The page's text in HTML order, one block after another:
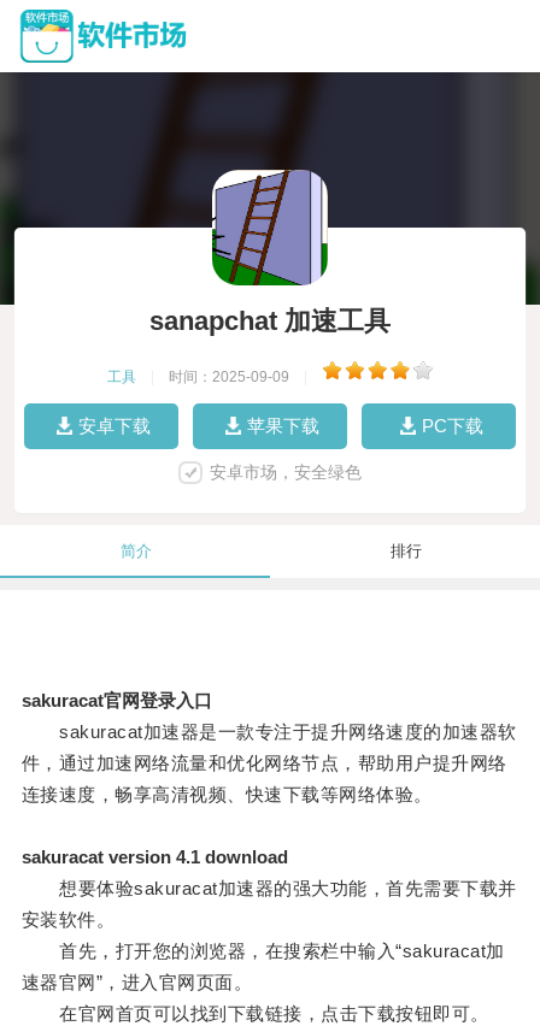
sanapchat 加速工具
工具 时间：2025-09-09
安卓下载 苹果下载 PC下载
安卓市场，安全绿色
简介 排行
sakuracat官网登录入口
sakuracat加速器是一款专注于提升网络速度的加速器软
件，通过加速网络流量和优化网络节点，帮助用户提升网络
连接速度，畅享高清视频、快速下载等网络体验。
sakuracat version 4.1 download
想要体验sakuracat加速器的强大功能，首先需要下载并
安装软件。
首先，打开您的浏览器，在搜索栏中输入“sakuracat加
速器官网”，进入官网页面。
在官网首页可以找到下载链接，点击下载按钮即可。